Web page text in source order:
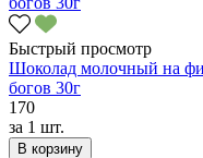
Быстрый просмотр
Шоколад молочный на
богов 30г
170
за 1 шт.
В корзину